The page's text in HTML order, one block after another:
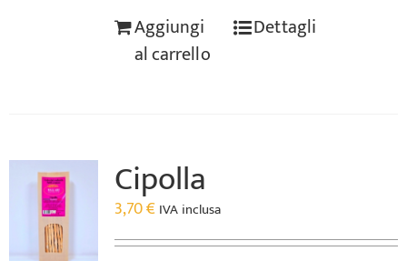
Aggiungi
al carrello
Dettagli
Cipolla
3,70€ IVA inclusa